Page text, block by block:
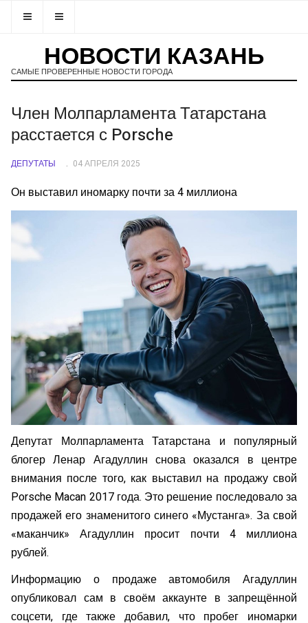
НОВОСТИ КАЗАНЬ
САМЫЕ ПРОВЕРЕННЫЕ НОВОСТИ ГОРОДА
Член Молпарламента Татарстана
расстается с Porsche
ДЕПУТАТЫ 04 АПРЕЛЯ 2025
Он выставил иномарку почти за 4 миллиона
Депутат Молпарламента Татарстана и популярный
блогер Ленар Агадуллин снова оказался в центре
внимания после того, как выставил на продажу свой
Porsche Macan 2017 года. Это решение последовало за
продажей его знаменитого синего «Мустанга». За свой
«маканчик» Агадуллин просит почти 4 миллиона
рублей.
Информацию о продаже автомобиля Агадуллин
опубликовал сам в своём аккаунте в запрещённой
соцсети, где также добавил, что пробег иномарки